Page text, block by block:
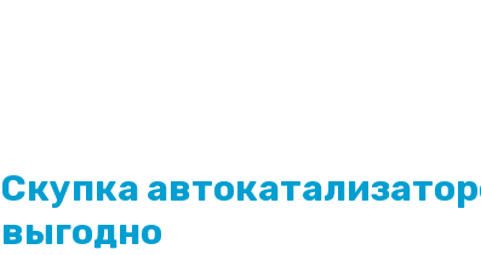
Скупка
выгодно